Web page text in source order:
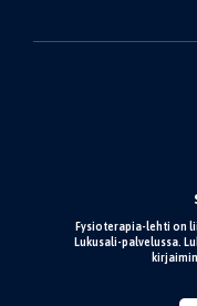
Fysioterapia-lehti on
Lukusali-palvelussa.